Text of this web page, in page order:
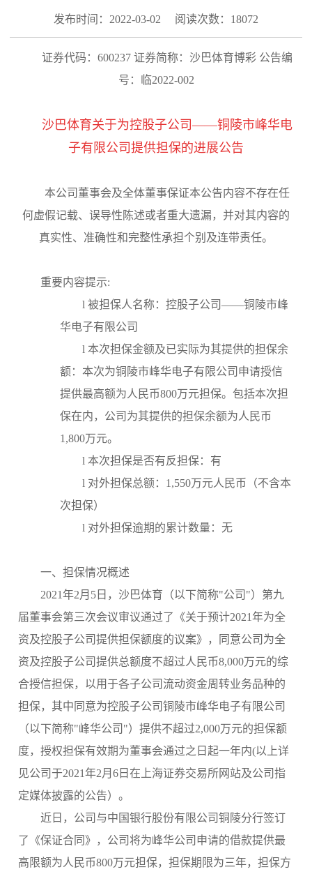
发布时间：2022-03-02 阅读次数：18072
证券代码： 600237 证券简称：沙巴体育博彩 公告编
号：临2022-002
沙巴体育关于为控股子公司——铜陵市峰华电
子有限公司提供担保的进展公告
本公司董事会及全体董事保证本公告内容不存在任
何虚假记载、误导性陈述或者重大遗漏，并对其内容的
真实性、准确性和完整性承担个别及连带责任。
重要内容提示:
l被担保人名称：控股子公司——铜陵市峰
华电子有限公司
l本次担保金额及已实际为其提供的担保余
额：本次为铜陵市峰华电子有限公司申请授信
提供最高额为人民币800万元担保。包括本次担
保在内，公司为其提供的担保余额为人民币
1,800万元。
l 本次担保是否有反担保：有
l 对外担保总额： 1,550万元人民币（不含本
次担保）
l 对外担保逾期的累计数量：无
一、担保情况概述
2021年2月5日，沙巴体育（以下简称"公司"）第九
届董事会第三次会议审议通过了《关于预计2021年为全
资及控股子公司提供担保额度的议案》，同意公司为全
资及控股子公司提供总额度不超过人民币8,000万元的综
合授信担保，以用于各子公司流动资金周转业务品种的
担保，其中同意为控股子公司铜陵市峰华电子有限公司
（以下简称"峰华公司"）提供不超过2,000万元的担保额
度，授权担保有效期为董事会通过之日起一年内(以上详
见公司于2021年2月6日在上海证券交易所网站及公司指
定媒体披露的公告）。
近日，公司与中国银行股份有限公司铜陵分行签订
了《保证合同》，公司将为峰华公司申请的借款提供最
高限额为人民币800万元担保，担保期限为三年，担保方